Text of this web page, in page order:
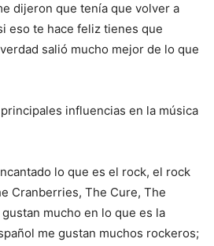
dijeron que tenía que volver a
eso te hace feliz tienes que
salió mucho mejor de lo que
principales influencias en la música
lo que es el rock, el rock
Cranberries, The Cure, The
mucho en lo que es la
me gustan muchos rockeros;